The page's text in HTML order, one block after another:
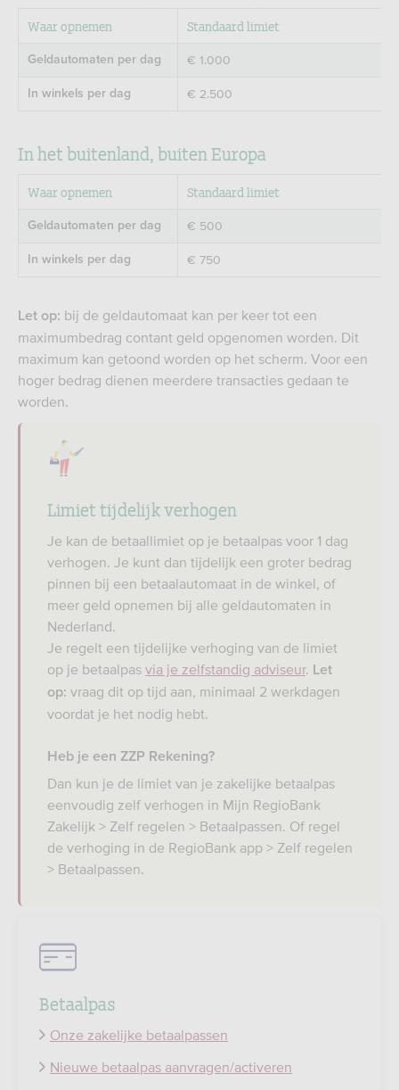
Waar opnemen Standaard limiet
Geldautomaten per dag € 1.000
In winkels per dag € 2.500
In het buitenland, buiten Europa
Waar opnemen Standaard limiet
Geldautomaten per dag € 500
In winkels per dag € 750
Let op: bij de geldautomaat kan per keer tot een
maximumbedrag contant geld opgenomen worden. Dit
maximum kan getoond worden op het scherm. Voor een
hoger bedrag dienen meerdere transacties gedaan te
worden.
Limiet tijdelijk verhogen
Je kan de betaallimiet op je betaalpas voor 1 dag
verhogen. Je kunt dan tijdelijk een groter bedrag
pinnen bij een betaalautomaat in de winkel, of
meer geld opnemen bij alle geldautomaten in
Nederland.
Je regelt een tijdelijke verhoging van de limiet
op je betaalpas via je zelfstandig adviseur. Let
op: vraag dit op tijd aan, minimaal 2 werkdagen
voordat je het nodig hebt.
Heb je een ZZP Rekening?
Dan kun je de limiet van je zakelijke betaalpas
eenvoudig zelf verhogen in Mijn RegioBank
Zakelijk > Zelf regelen > Betaalpassen. Of regel
de verhoging in de RegioBank app > Zelf regelen
> Betaalpassen.
Betaalpas
Onze zakelijke betaalpassen
Nieuwe betaalpas aanvragen/activeren